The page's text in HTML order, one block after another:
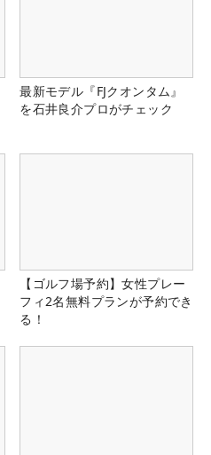
最新モデル『FJクオンタム』
を石井良介プロがチェック
【ゴルフ場予約】女性プレー
フィ2名無料プランが予約でき
る！